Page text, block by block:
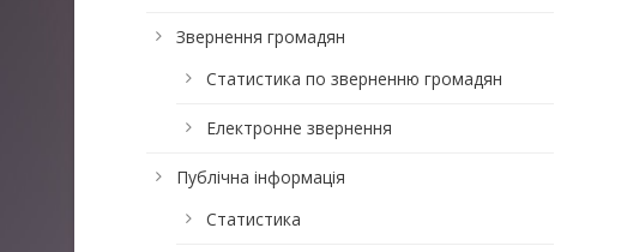
Звернення громадян
Статистика по зверненню громадян
Електронне звернення
Публічна інформація
Статистика